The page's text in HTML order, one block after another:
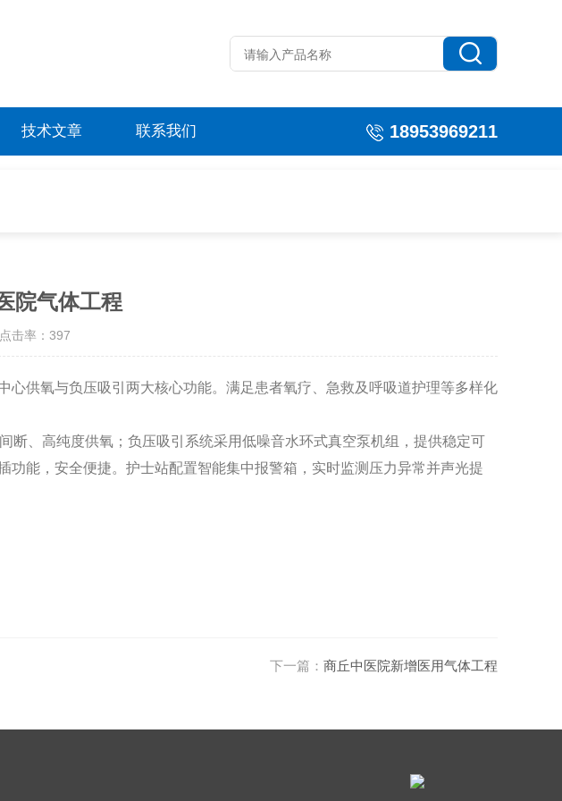
技术文章 联系我们 18953969211
院气体工程
击率：397
供氧与负压吸引两大核心功能。满足患者氧疗、急救及呼吸道护理等多样化
、高纯度供氧；负压吸引系统采用低噪音水环式真空泵机组，提供稳定可
能，安全便捷。护士站配置智能集中报警箱，实时监测压力异常并声光提
下一篇： 商丘中医院新增医用气体工程